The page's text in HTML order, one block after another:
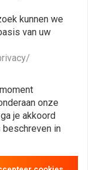
kunnen we
van uw
onze
je akkoord
in